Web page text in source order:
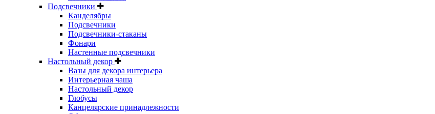
Подсвечники
Канделябры
Подсвечники
Подсвечники-стаканы
Фонари
Настенные подсвечники
Настольный декор
Вазы для декора интерьера
Интерьерная чаша
Настольный декор
Глобусы
Канцелярские принадлежности